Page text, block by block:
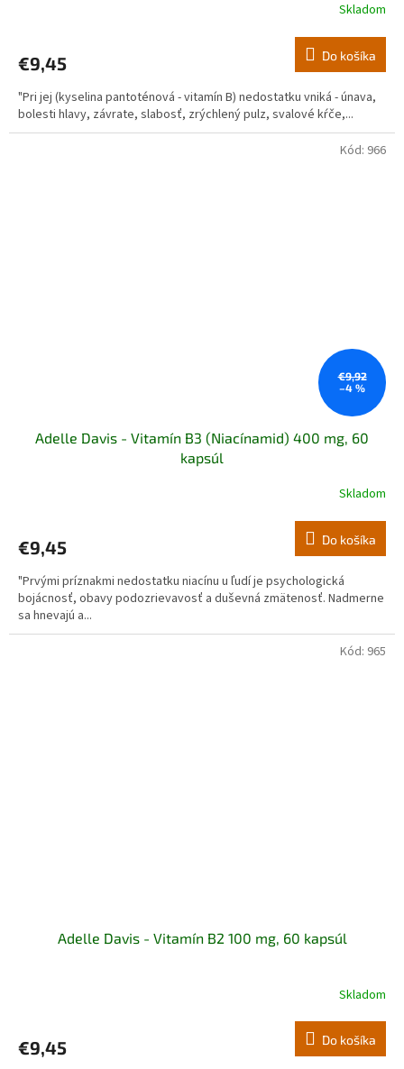
Skladom
€9,45 Do košíka
"Pri jej (kyselina pantoténová - vitamín B) nedostatku vniká - únava,
bolesti hlavy, závrate, slabosť, zrýchlený pulz, svalové kŕče,...
€9,92
–4 %
Adelle Davis - Vitamín B3 (Niacínamid) 400 mg, 60
kapsúl
Skladom
€9,45 Do košíka
"Prvými príznakmi nedostatku niacínu u ľudí je psychologická
bojácnosť, obavy podozrievavosť a duševná zmätenosť. Nadmerne
sa hnevajú a...
Kód: 966
Adelle Davis - Vitamín B2 100 mg, 60 kapsúl
Skladom
€9,45 Do košíka
Kód: 965